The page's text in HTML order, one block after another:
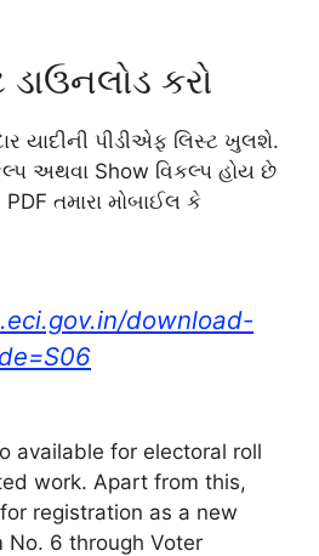
ડાઉનલોડ કરો
યાદીની પીડીએફ લિસ્ટ ખુલશે.
અથવા Show વિકલ્પ હોય છે
તમારા મોબાઈલ કે
download-
available for electoral roll
work. Apart from this,
registration as a new
No. 6 through Voter